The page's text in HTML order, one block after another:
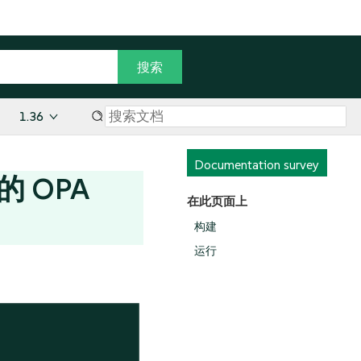
1.36
Documentation survey
在此页面上
构建
运行
OPA